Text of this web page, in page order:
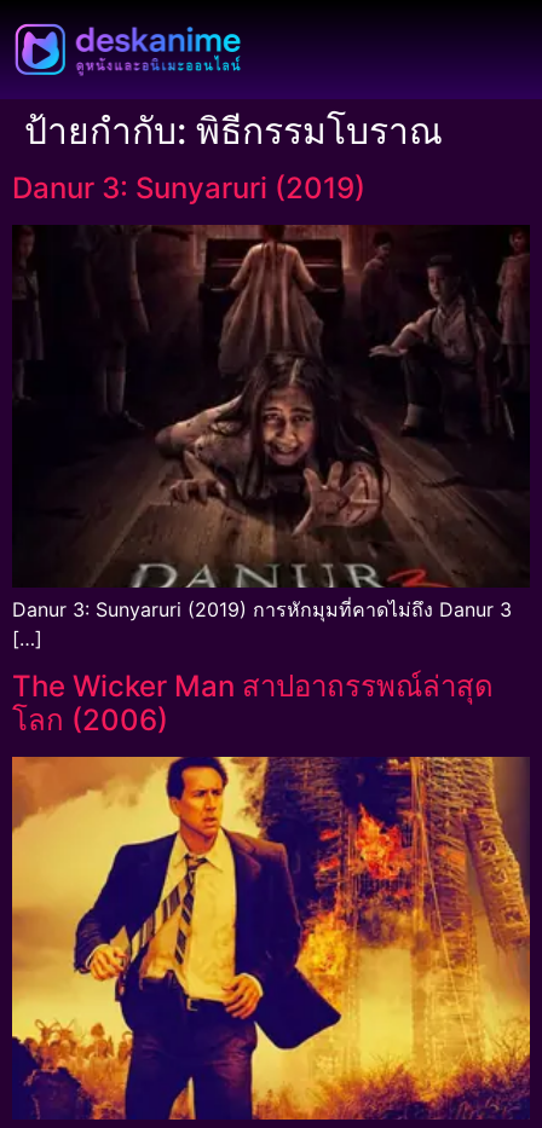
ป้ายกำกับ: พิธีกรรมโบราณ
Danur 3: Sunyaruri (2019)
Danur 3: Sunyaruri (2019) การหักมุมที่คาดไม่ถึง Danur 3
[…]
The Wicker Man สาปอาถรรพณ์ล่าสุด
โลก (2006)